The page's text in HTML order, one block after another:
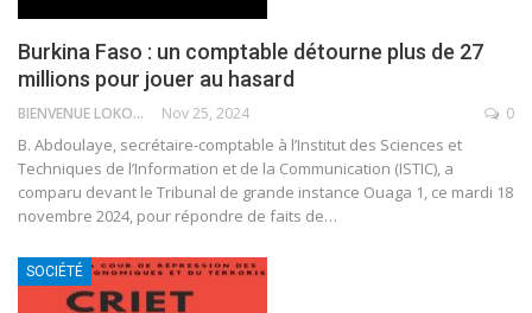
Burkina Faso : un comptable détourne plus de 27
millions pour jouer au hasard
BIENVENUE LOKOSSOU Nov 25, 2024 0
B. Abdoulaye, secrétaire-comptable à l’Institut des Sciences et
Techniques de l’Information et de la Communication (ISTIC), a
comparu devant le Tribunal de grande instance Ouaga 1, ce mardi 18
novembre 2024, pour répondre de faits de…
SOCIÉTÉ